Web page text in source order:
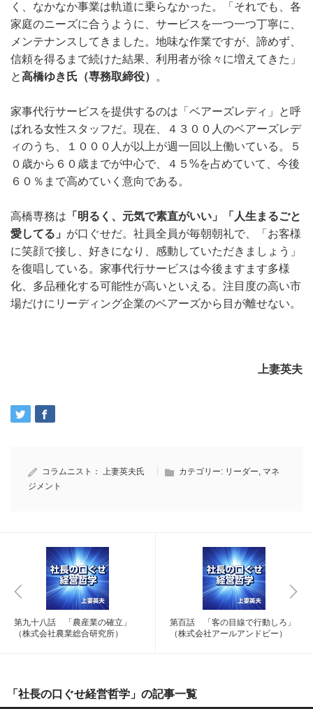
く、なかなか事業は軌道に乗らなかった。「それでも、各
家庭のニーズに合うように、サービスを一つ一つ丁寧に、
メンテナンスしてきました。地味な作業ですが、諦めず、
信頼を得るまで続けた結果、利用者が徐々に増えてきた」
と高橋ゆき氏（専務取締役） 。
家事代行サービスを提供するのは「ベアーズレディ」と呼
ばれる女性スタッフだ。現在、４３００人のベアーズレデ
ィのうち、１０００人が以上が週一回以上働いている。５
０歳から６０歳までが中心で、４５%を占めていて、今後
６０％まで高めていく意向である。
高橋専務は 「明るく、元気で素直がいい」「人生まるごと
愛してる」 が口ぐせだ。社員全員が毎朝朝礼で、「お客様
に笑顔で接し、好きになり、感動していただきましょう」
を復唱している。家事代行サービスは今後ますます多様
化、多品種化する可能性が高いといえる。注目度の高い市
場だけにリーディング企業のベアーズから目が離せない。
上妻英夫
コラムニスト： 上妻英夫氏 カテゴリー: リーダー, マネ
ジメント
第九十八話 「農産業の確立」
（株式会社農業総合研究所）
第百話 「客の目線で行動しろ」
（株式会社アールアンドビー）
「社長の口ぐせ経営哲学」の記事一覧